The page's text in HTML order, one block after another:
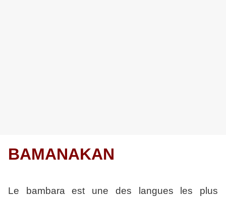
BAMANAKAN
Le bambara est une des langues les plus